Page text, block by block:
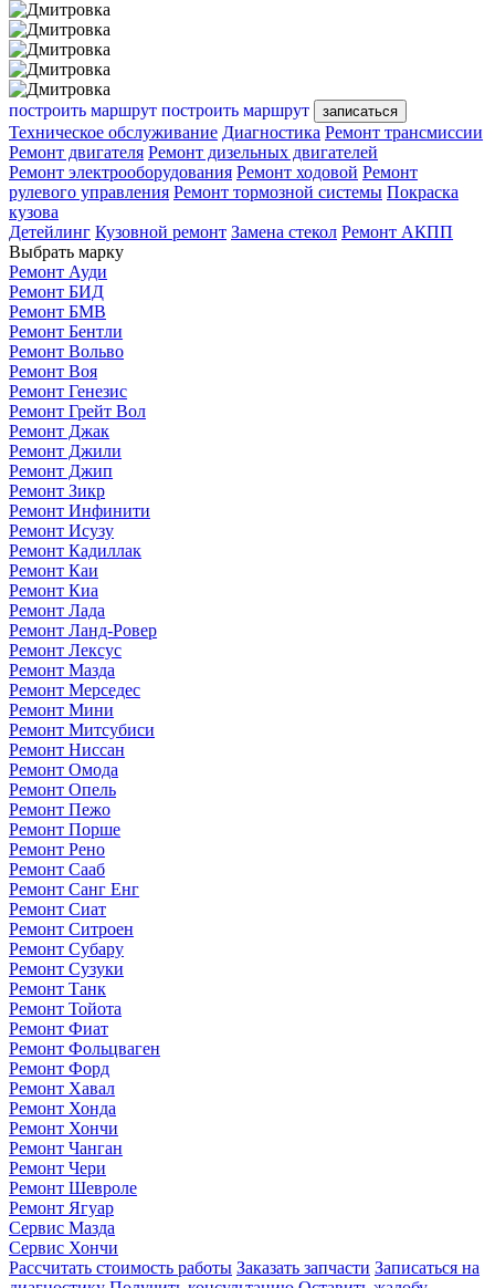
построить маршрут построить маршрут записаться
Техническое обслуживание Диагностика Ремонт трансмиссии
Ремонт двигателя Ремонт дизельных двигателей
Ремонт электрооборудования Ремонт ходовой Ремонт
рулевого управления Ремонт тормозной системы Покраска
кузова
Детейлинг Кузовной ремонт Замена стекол Ремонт АКПП
Выбрать марку
Ремонт Ауди
Ремонт БИД
Ремонт БМВ
Ремонт Бентли
Ремонт Вольво
Ремонт Воя
Ремонт Генезис
Ремонт Грейт Вол
Ремонт Джак
Ремонт Джили
Ремонт Джип
Ремонт Зикр
Ремонт Инфинити
Ремонт Исузу
Ремонт Кадиллак
Ремонт Каи
Ремонт Киа
Ремонт Лада
Ремонт Ланд-Ровер
Ремонт Лексус
Ремонт Мазда
Ремонт Мерседес
Ремонт Мини
Ремонт Митсубиси
Ремонт Ниссан
Ремонт Омода
Ремонт Опель
Ремонт Пежо
Ремонт Порше
Ремонт Рено
Ремонт Сааб
Ремонт Санг Енг
Ремонт Сиат
Ремонт Ситроен
Ремонт Субару
Ремонт Сузуки
Ремонт Танк
Ремонт Тойота
Ремонт Фиат
Ремонт Фольцваген
Ремонт Форд
Ремонт Хавал
Ремонт Хонда
Ремонт Хончи
Ремонт Чанган
Ремонт Чери
Ремонт Шевроле
Ремонт Ягуар
Сервис Мазда
Сервис Хончи
Рассчитать стоимость работы Заказать запчасти Записаться на